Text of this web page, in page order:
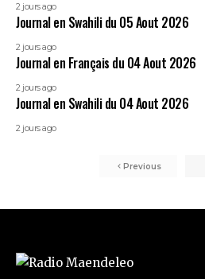
2 jours ago
Journal en Swahili du 05 Aout 2026
2 jours ago
Journal en Français du 04 Aout 2026
2 jours ago
Journal en Swahili du 04 Aout 2026
2 jours ago
Previous